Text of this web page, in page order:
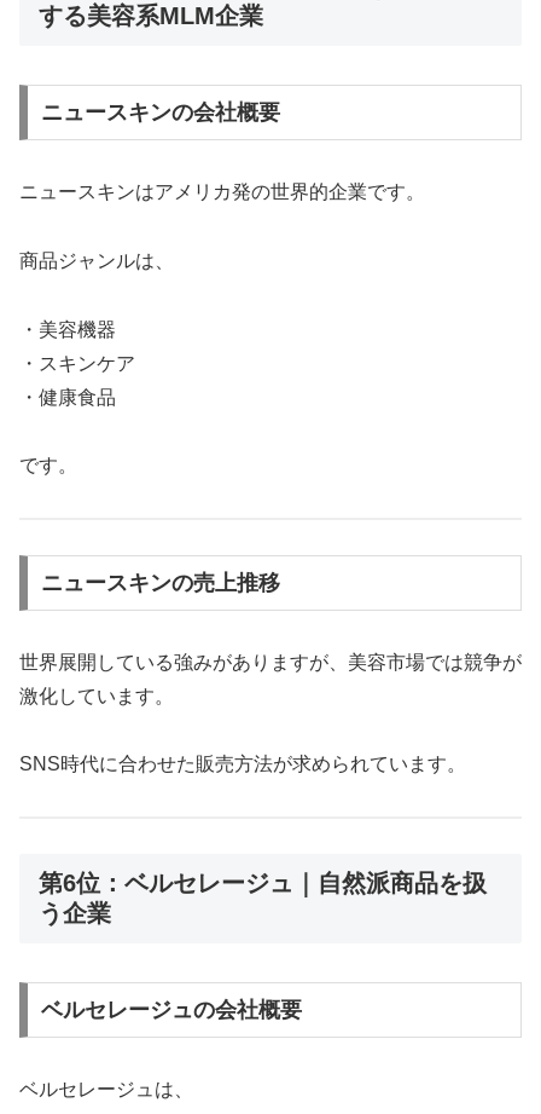
する美容系MLM企業
ニュースキンの会社概要
ニュースキンはアメリカ発の世界的企業です。
商品ジャンルは、
・美容機器
・スキンケア
・健康食品
です。
ニュースキンの売上推移
世界展開している強みがありますが、美容市場では競争が
激化しています。
SNS時代に合わせた販売方法が求められています。
第6位：ベルセレージュ｜自然派商品を扱
う企業
ベルセレージュの会社概要
ベルセレージュは、